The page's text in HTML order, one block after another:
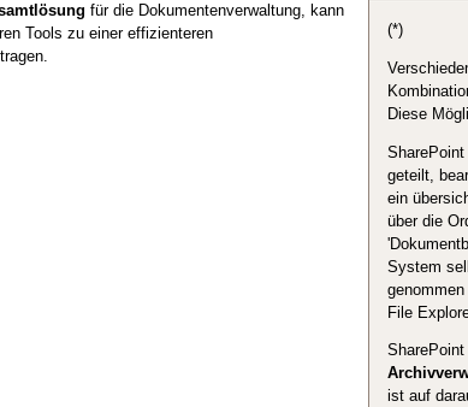
(*)
Diese
geteilt,
ein
über die
System
File
ist auf
für die Dokumentenverwaltung, kann
Tools zu einer effizienteren